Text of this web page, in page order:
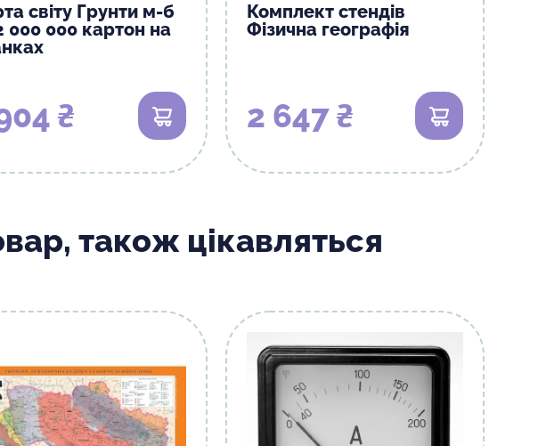
світу Грунти м-б
000 000 картон на
₴ В кошик
Комплект стендів
Фізична географія
2 647 ₴ В кошик
також цікавляться